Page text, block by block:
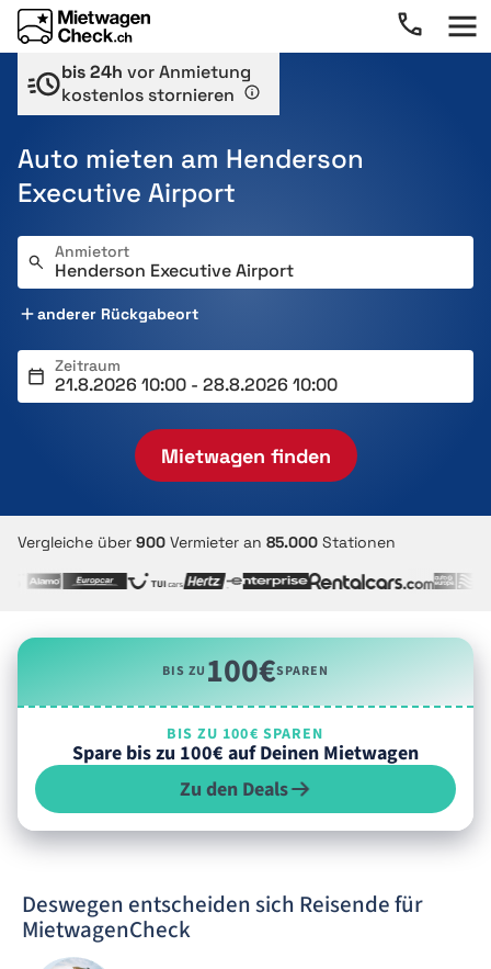
bis 24h vor Anmietung
kostenlos stornieren
Auto mieten am Henderson
Executive Airport
Anmietort
anderer Rückgabeort
Zeitraum
Mietwagen finden
Vergleiche über 900 Vermieter an 85.000 Stationen
BIS ZU100€SPAREN
BIS ZU 100€ SPAREN
Spare bis zu 100€ auf Deinen Mietwagen
Zu den Deals
Deswegen entscheiden sich Reisende für
MietwagenCheck